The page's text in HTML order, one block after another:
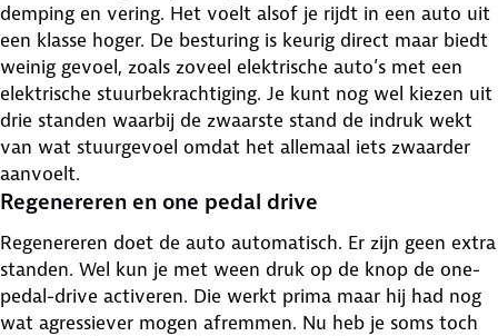
demping en vering. Het voelt alsof je rijdt in een auto uit
een klasse hoger. De besturing is keurig direct maar biedt
weinig gevoel, zoals zoveel elektrische auto’s met een
elektrische stuurbekrachtiging. Je kunt nog wel kiezen uit
drie standen waarbij de zwaarste stand de indruk wekt
van wat stuurgevoel omdat het allemaal iets zwaarder
aanvoelt.
Regenereren en one pedal drive
Regenereren doet de auto automatisch. Er zijn geen extra
standen. Wel kun je met ween druk op de knop de one-
pedal-drive activeren. Die werkt prima maar hij had nog
wat agressiever mogen afremmen. Nu heb je soms toch